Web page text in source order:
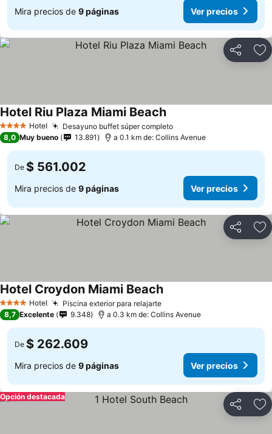
Mira precios de 9 páginas Ver precios
Compartir
4 EstrellasHotel Desayuno buffet súper completo
Hotel Riu Plaza Miami Beach
8,0 Muy bueno 13.891 a 0.1 km de: Collins Avenue
De $ 561.002
Mira precios de 9 páginas Ver precios
Compartir
4 EstrellasHotel Piscina exterior para relajarte
Hotel Croydon Miami Beach
8,7 Excelente 9.348 a 0.3 km de: Collins Avenue
De $ 262.609
Mira precios de 9 páginas Ver precios
Compartir
Opción destacada